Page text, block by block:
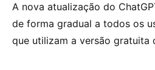
A nova atualização do
de forma gradual a todos os
que utilizam a versão gratuita